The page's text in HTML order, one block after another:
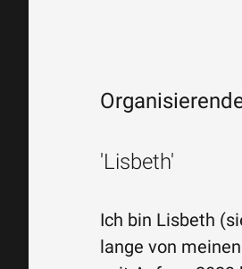
'Lisbeth'
Ich bin Lisbeth
lange von